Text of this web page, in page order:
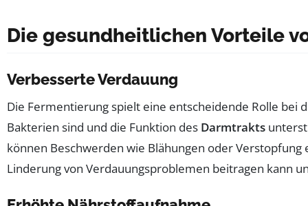
Die gesundheitlichen Vorteile
Verbesserte Verdauung
Die Fermentierung spielt eine entscheidende Rolle bei
Bakterien sind und die Funktion des Darmtrakts
können Beschwerden wie Blähungen oder
Linderung von Verdauungsproblemen beitragen kann